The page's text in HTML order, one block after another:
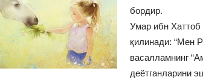
бордир.
Умар ибн Хаттоб
қилинади: “Мен
васалламнинг
деётганларини